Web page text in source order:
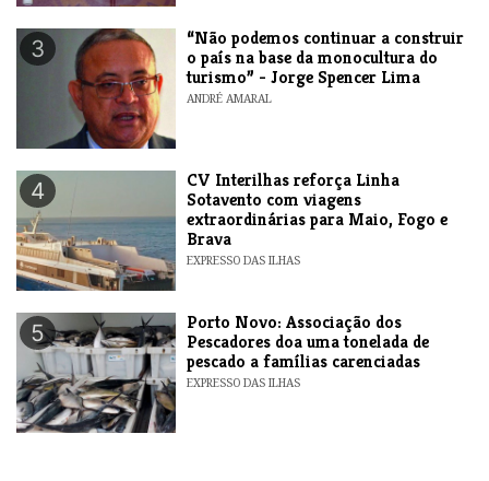
3
“Não podemos continuar a construir
o país na base da monocultura do
turismo” - Jorge Spencer Lima
ANDRÉ AMARAL
4
​CV Interilhas reforça Linha
Sotavento com viagens
extraordinárias para Maio, Fogo e
Brava
EXPRESSO DAS ILHAS
5
​Porto Novo: Associação dos
Pescadores doa uma tonelada de
pescado a famílias carenciadas
EXPRESSO DAS ILHAS